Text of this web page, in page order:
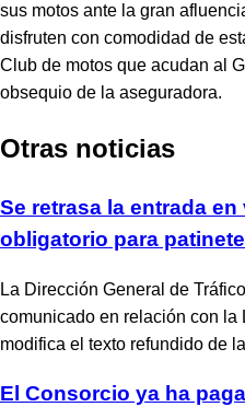
sus motos ante la gran
disfruten con comodidad de
Club de motos que acudan al
obsequio de la aseguradora.
Otras noticias
Se retrasa la entrada
obligatorio para
La Dirección General de
comunicado en relación con la
modifica el texto refundido de
El Consorcio ya ha